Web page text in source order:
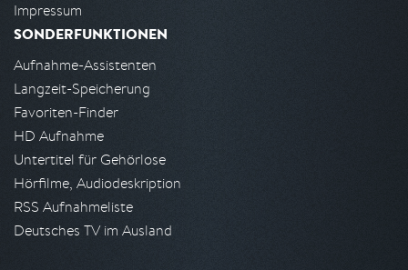
Impressum
SONDERFUNKTIONEN
Aufnahme-Assistenten
Langzeit-Speicherung
Favoriten-Finder
HD Aufnahme
Untertitel für Gehörlose
Hörfilme, Audiodeskription
RSS Aufnahmeliste
Deutsches TV im Ausland